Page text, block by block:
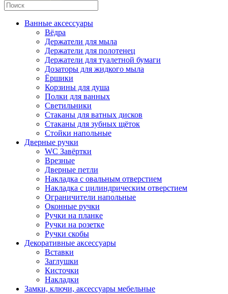
Ванные аксессуары
Вёдра
Держатели для мыла
Держатели для полотенец
Держатели для туалетной бумаги
Дозаторы для жидкого мыла
Ёршики
Корзины для душа
Полки для ванных
Светильники
Стаканы для ватных дисков
Стаканы для зубных щёток
Стойки напольные
Дверные ручки
WC Завёртки
Врезные
Дверные петли
Накладка с овальным отверстием
Накладка с цилиндрическим отверстием
Ограничители напольные
Оконные ручки
Ручки на планке
Ручки на розетке
Ручки скобы
Декоративные аксессуары
Вставки
Заглушки
Кисточки
Накладки
Замки, ключи, аксессуары мебельные